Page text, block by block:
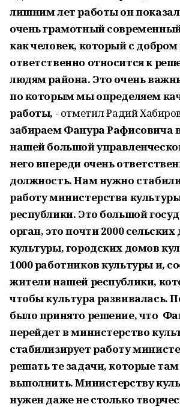
лишним лет работы он показал
очень грамотный
как человек, который с
ответственно относится к
людям района. Это очень
по которым мы определяем
работы, - отметил Радий
забираем Фанура Рафисовича
нашей большой
него впереди очень
должность. Нам нужно
работу министерства
республики. Это большой
орган, это почти 2000
культуры, городских домов
1000 работников культуры и,
жители нашей республики,
чтобы культура развивалась.
было принято решение, что
перейдет в министерство
стабилизирует работу
решать те задачи, которые
выполнить. Министерству
нужен даже не столько